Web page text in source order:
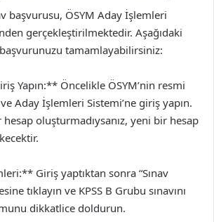
başvurusu, ÖSYM Aday İşlemleri
gerçekleştirilmektedir. Aşağıdaki
tamamlayabilirsiniz:
Yapın:** Öncelikle ÖSYM’nin resmi
Aday İşlemleri Sistemi’ne giriş yapın.
oluşturmadıysanız, yeni bir hesap
Giriş yaptıktan sonra “Sınav
tıklayın ve KPSS B Grubu sınavını
dikkatlice doldurun.